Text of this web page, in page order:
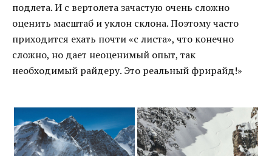
подлета. И с вертолета зачастую очень сложно
оценить масштаб и уклон склона. Поэтому часто
приходится ехать почти «с листа», что конечно
сложно, но дает неоценимый опыт, так
необходимый райдеру. Это реальный фрирайд!»